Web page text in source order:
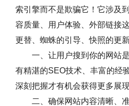
索引擎而不是欺骗它！它涉及
容质量、用户体验、外部链接
更替、蜘蛛的引导、快照的更
一、让用户搜到你的网站
有精湛的SEO技术、丰富的经
深刻把握才有机会获得更多展现
二、确保网站内容清晰、